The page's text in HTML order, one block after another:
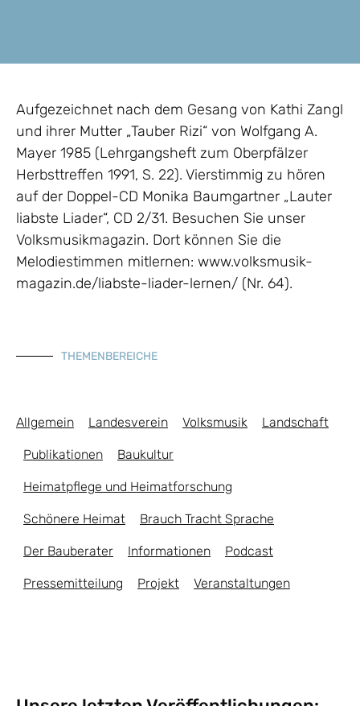
Aufgezeichnet nach dem Gesang von Kathi Zangl
und ihrer Mutter „Tauber Rizi“ von Wolfgang A.
Mayer 1985 (Lehrgangsheft zum Oberpfälzer
Herbsttreffen 1991, S. 22). Vierstimmig zu hören
auf der Doppel-CD Monika Baumgartner „Lauter
liabste Liader“, CD 2/31. Besuchen Sie unser
Volksmusikmagazin. Dort können Sie die
Melodiestimmen mitlernen: www.volksmusik-
magazin.de/liabste-liader-lernen/ (Nr. 64).
THEMENBEREICHE
Allgemein Landesverein Volksmusik Landschaft
Publikationen Baukultur
Heimatpflege und Heimatforschung
Schönere Heimat Brauch Tracht Sprache
Der Bauberater Informationen Podcast
Pressemitteilung Projekt Veranstaltungen